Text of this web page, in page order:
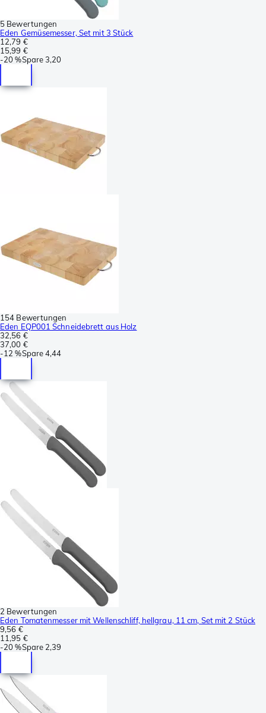
5 Bewertungen
Eden Gemüsemesser, Set mit 3 Stück
12,79 €
15,99 €
-20 %Spare3,20
154 Bewertungen
Eden EQP001 Schneidebrett aus Holz
32,56 €
37,00 €
-12 %Spare4,44
2 Bewertungen
Eden Tomatenmesser mit Wellenschliff, hellgrau, 11 cm, Set mit 2 Stück
9,56 €
11,95 €
-20 %Spare 2,39